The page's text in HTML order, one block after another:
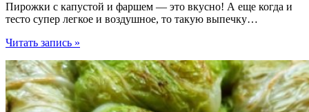
Пирожки с капустой и фаршем — это вкусно! А еще когда и
тесто супер легкое и воздушное, то такую выпечку…
Мягкие
с
капустой
и
фаршем
Читать запись »